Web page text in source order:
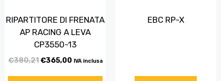
RIPARTITORE DI FRENATA
AP RACING A LEVA
CP3550-13
€380,21€365,00 IVA inclusa
EBC RP-X